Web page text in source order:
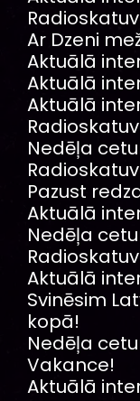
Ar Dzeni
Aktuālā
Aktuālā
Aktuālā
Nedēļa
Pazust
Aktuālā
Nedēļa
Aktuālā
Svinēsim
kopā!
Nedēļa
Vakance!
Aktuālā